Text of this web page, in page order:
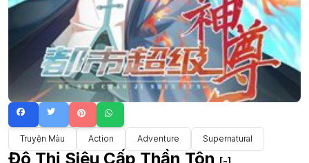
Truyện Màu Action Adventure Supernatural
Đô Thị Siêu Cấp Thần Tôn